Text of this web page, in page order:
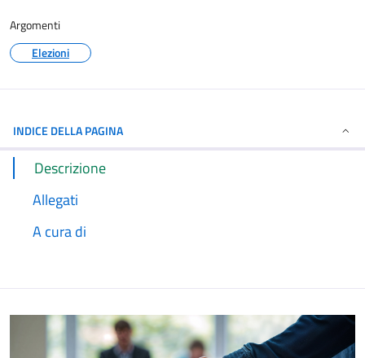
Argomenti
Elezioni
INDICE DELLA PAGINA
Descrizione
Allegati
A cura di